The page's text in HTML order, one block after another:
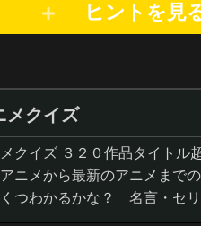
ヒントを 見
メクイズ
クイズ ３２０作品タイト
アニメから最新のアニメまで
つわかるかな？ 名言・セ
3択・4択問題までの小学生